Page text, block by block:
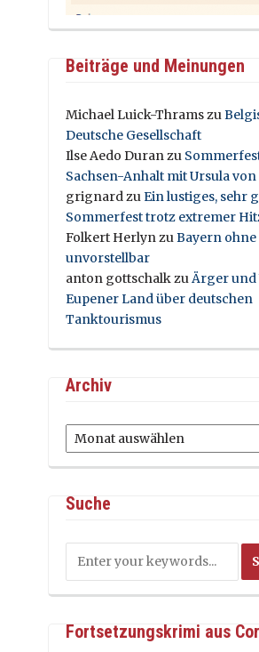
Beiträge und Meinungen
Michael Luick-Thramszu
Deutsche Gesellschaft
Ilse Aedo Duranzu
Sachsen-Anhalt mit Ursula
grignardzuEin lustiges, sehr
Sommerfest trotz extremer
Folkert HerlynzuBayern
unvorstellbar
anton gottschalkzuÄrger und
Eupener Land über deutschen
Tanktourismus
Archiv
Archiv
Suche
Fortsetzungskrimi aus